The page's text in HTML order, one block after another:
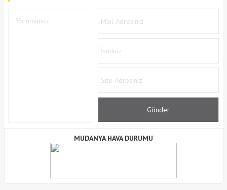
MUDANYA HAVA DURUMU